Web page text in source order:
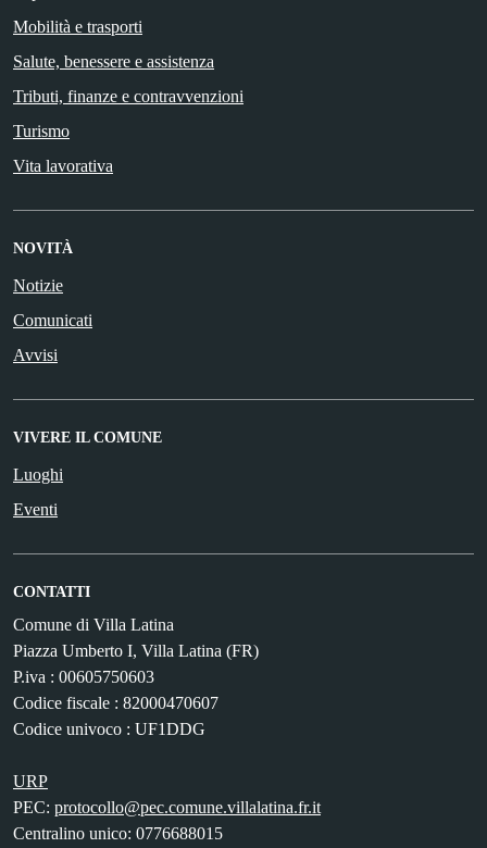
Mobilità e trasporti
Salute, benessere e assistenza
Tributi, finanze e contravvenzioni
Turismo
Vita lavorativa
NOVITÀ
Notizie
Comunicati
Avvisi
VIVERE IL COMUNE
Luoghi
Eventi
CONTATTI
Comune di Villa Latina
Piazza Umberto I, Villa Latina (FR)
P.iva : 00605750603
Codice fiscale : 82000470607
Codice univoco : UF1DDG
URP
PEC: protocollo@pec.comune.villalatina.fr.it
Centralino unico: 0776688015